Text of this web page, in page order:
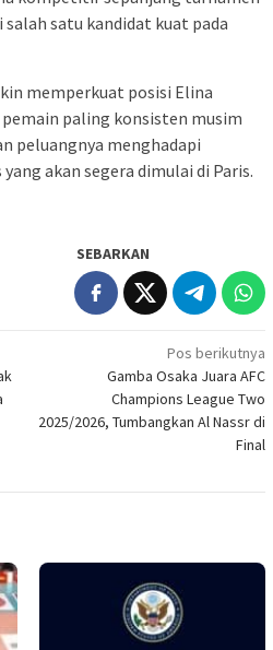
satu kandidat kuat pada
memperkuat posisi Elina
paling konsisten musim
peluangnya menghadapi
akan segera dimulai di Paris.
SEBARKAN
Pos berikutnya
Gamba Osaka Juara AFC
Champions League Two
2025/2026, Tumbangkan Al Nassr di
Final